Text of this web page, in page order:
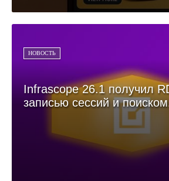
НОВОСТЬ
Infrascope 26.1 получил
записью сессий и